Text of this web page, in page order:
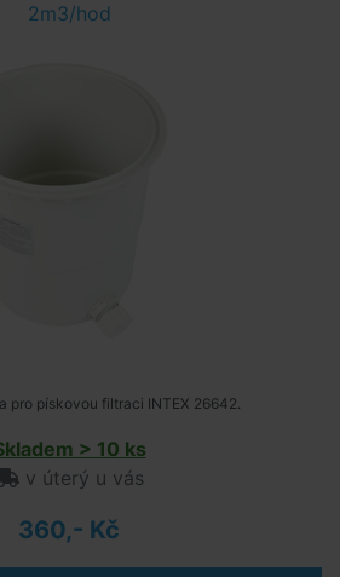
2m3/hod
pro pískovou filtraci INTEX 26642.
> 10 ks
v úterý u vás
360,- Kč